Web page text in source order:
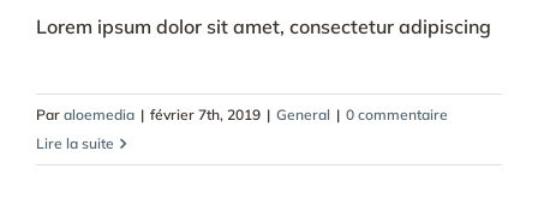
Lorem ipsum dolor sit amet, consectetur adipiscing
Par aloemedia | février 7th, 2019 | General | 0 commentaire
Lire la suite